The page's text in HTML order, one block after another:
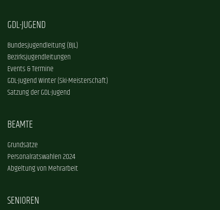
GDL-JUGEND
Bundesjugendleitung (BJL)
Bezirksjugendleitungen
Events & Termine
GDL-Jugend Winter (Ski-Meisterschaft)
Satzung der GDL-Jugend
BEAMTE
Grundsätze
Personalratswahlen 2024
Abgeltung von Mehrarbeit
SENIOREN